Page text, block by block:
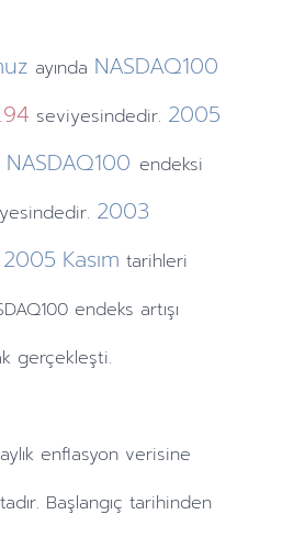
ayında NASDAQ100
seviyesindedir. 2005
NASDAQ100 endeksi
2003
2005 Kasım tarihleri
endeks artışı
gerçekleşti.
aylık enflasyon verisine
Başlangıç tarihinden